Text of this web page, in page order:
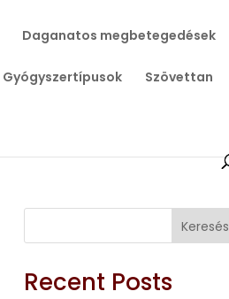
Daganatos megbetegedések
Gyógyszertípusok Szövettan
Keresés
Recent Posts